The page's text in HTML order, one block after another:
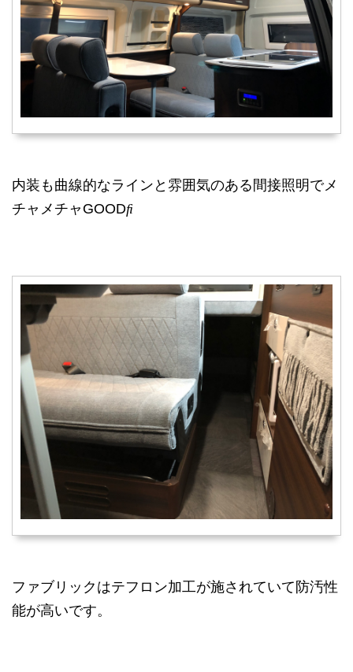
内装も曲線的なラインと雰囲気のある間接照明でメ
チャメチャGOOD
ファブリックはテフロン加工が施されていて防汚性
能が高いです。